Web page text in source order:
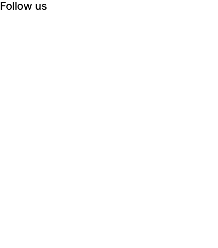
Follow us